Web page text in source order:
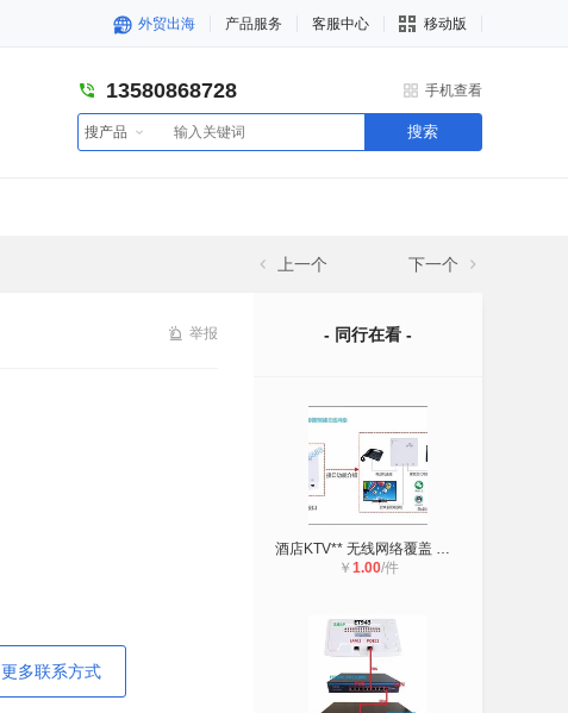
外贸出海 产品服务 客服中心 移动版
13580868728 手机查看
搜产品 搜索
上一个 下一个
举报
更多联系方式
- 同行在看 -
酒店KTV** 无线网络覆盖 无缝漫游上
￥ 1.00/件